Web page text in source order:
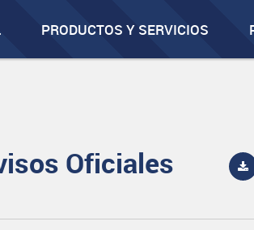
PRODUCTOS Y SERVICIOS
Oficiales